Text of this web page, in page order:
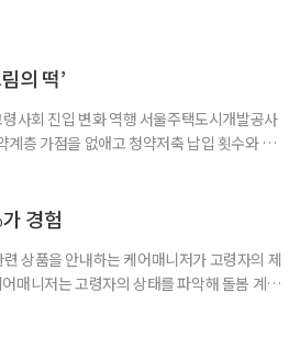
의 떡’
사회 진입 변화 역행 서울주택도시개발공사
층 가점을 없애고 청약저축 납입 횟수와 서울
예비입주자를 모집하면서 기존 가점 항목이
경험
상품을 안내하는 케어매니저가 고령자의 제
매니저는 고령자의 상태를 파악해 돌봄 계획